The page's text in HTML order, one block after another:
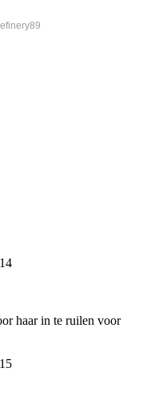
haar in te ruilen voor